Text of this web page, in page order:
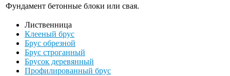
Фундамент бетонные блоки или свая.
Лиственница
Клееный брус
Брус обрезной
Брус строганный
Брусок деревянный
Профилированный брус